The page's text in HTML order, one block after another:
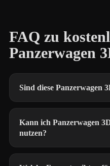
FAQ zu
Panzerwagen
Sind diese Panzerwagen
Kann ich Panzerwagen
nutzen?